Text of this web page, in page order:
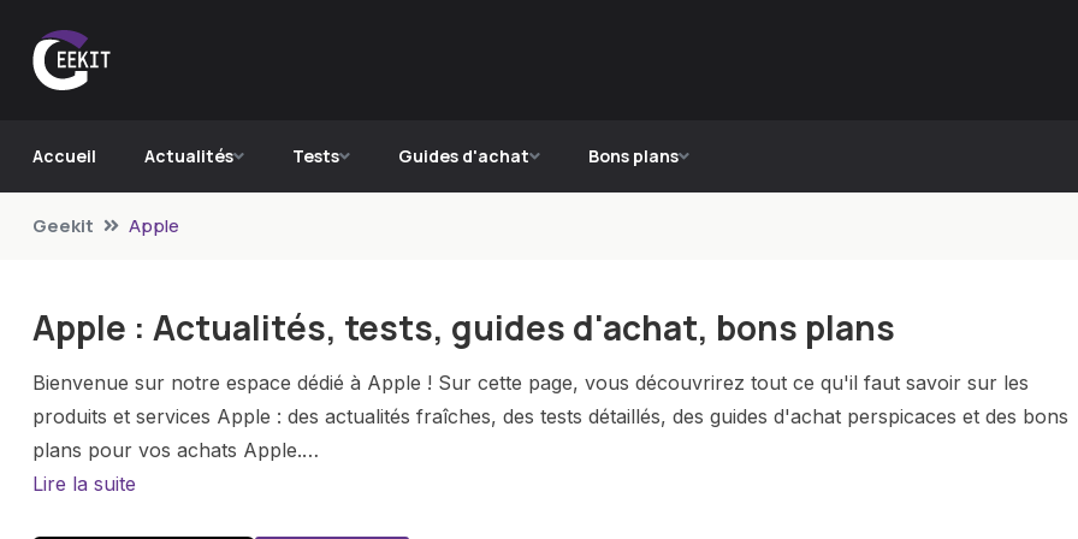
Accueil Actualités Tests Guides d'achat Bons plans
Geekit Apple
Apple : Actualités, tests, guides d'achat, bons plans
Bienvenue sur notre espace dédié à Apple ! Sur cette page, vous découvrirez tout ce qu'il faut savoir sur les
produits et services Apple : des actualités fraîches, des tests détaillés, des guides d'achat perspicaces et des bons
plans pour vos achats Apple.
Lire la suite